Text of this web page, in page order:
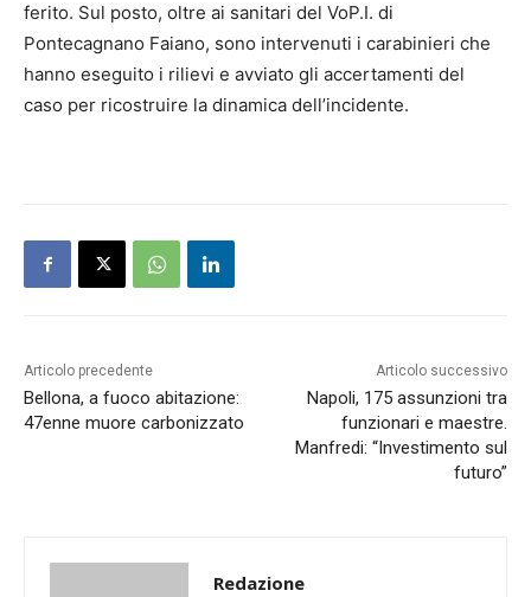
ferito. Sul posto, oltre ai sanitari del VoP.I. di
Pontecagnano Faiano, sono intervenuti i carabinieri che
hanno eseguito i rilievi e avviato gli accertamenti del
caso per ricostruire la dinamica dell’incidente.
Articolo precedente
Bellona, a fuoco abitazione:
47enne muore carbonizzato
Articolo successivo
Napoli, 175 assunzioni tra
funzionari e maestre.
Manfredi: “Investimento sul
futuro”
Redazione